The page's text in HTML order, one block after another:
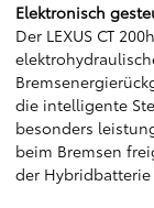
Elektronisch
Der LEXUS CT
die intelligente
besonders
beim Bremsen
der